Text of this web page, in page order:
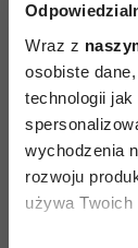
Wraz z
osobiste
technologii
wychodzenia
rozwoju
używa
przyjrzeć.
naprawdę.
manipuluje
Jakim